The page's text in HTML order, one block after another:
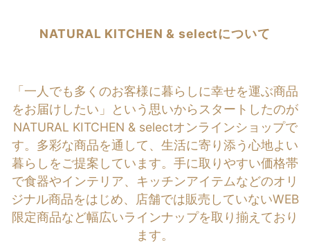
NATURAL KITCHEN & selectについて
「一人でも多くのお客様に暮らしに幸せを運ぶ商品
をお届けしたい」という思いからスタートしたのが
NATURAL KITCHEN & selectオンラインショップで
す。多彩な商品を通して、生活に寄り添う心地よい
暮らしをご提案しています。手に取りやすい価格帯
で食器やインテリア、キッチンアイテムなどのオリ
ジナル商品をはじめ、店舗では販売していないWEB
限定商品など幅広いラインナップを取り揃えており
ます。